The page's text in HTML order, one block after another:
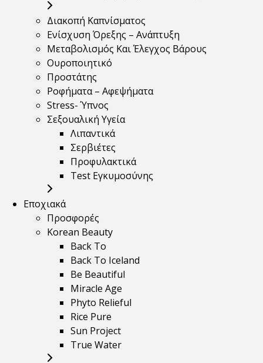
Διακοπή Καπνίσματος
Ενίσχυση Όρεξης – Ανάπτυξη
Μεταβολισμός Και Έλεγχος Βάρους
Ουροποιητικό
Προστάτης
Ροφήματα – Αφεψήματα
Stress- Ύπνος
Σεξουαλική Υγεία
Λιπαντικά
Σερβιέτες
Προφυλακτικά
Test Εγκυμοσύνης
Εποχιακά
Προσφορές
Korean Beauty
Back To
Back To Iceland
Be Beautiful
Miracle Age
Phyto Relieful
Rice Pure
Sun Project
True Water